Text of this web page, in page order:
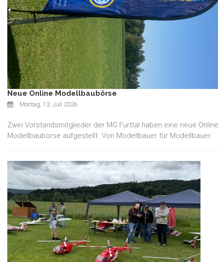
Neue Online Modellbaubörse
Montag, 13. Juli 2026
Zwei Vorstandsmitglieder der MG Furttal haben eine neue
Modellbaubörse aufgestellt. Von Modellbauer für Modellbauer.